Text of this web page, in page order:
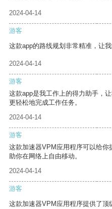
2024-04-14
游客
这款app的路线规划非常精准，让我
2024-04-14
游客
这款app是我工作上的得力助手，
更轻松地完成工作任务。
2024-04-14
游客
这款加速器VPM应用程序可以给
助你在网络上自由移动。
2024-04-14
游客
这款加速器VPM应用程序提供了顶